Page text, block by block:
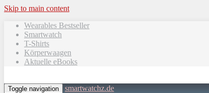
Skip to main content
Wearables Bestseller
Smartwatch
T-Shirts
Körperwaagen
Aktuelle eBooks
Toggle navigation smartwatchz.de